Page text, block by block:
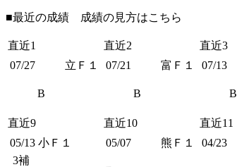
■最近の成績 成績の見方はこちら
直近1 直近2 直近3
07/27
立Ｆ１
B
07/21 富Ｆ１
B
07/13
B
直近9 直近10 直近11
05/13 小Ｆ１
3補
05/07 熊Ｆ１ 04/23